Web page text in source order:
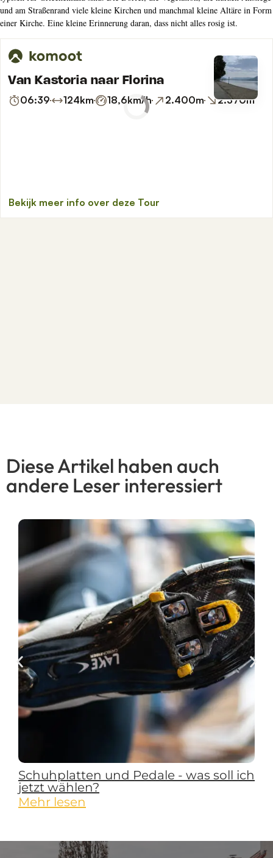
und am Straßenrand viele kleine Kirchen und manchmal kleine Altäre in Form
einer Kirche. Eine kleine Erinnerung daran, dass nicht alles rosig ist.
Diese Artikel haben auch
andere Leser interessiert
Schuhplatten und Pedale - was soll ich
jetzt wählen?
Mehr lesen